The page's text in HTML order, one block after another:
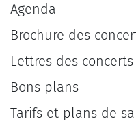
Agenda
Brochure des
Lettres des
Bons plans
Tarifs et plans de